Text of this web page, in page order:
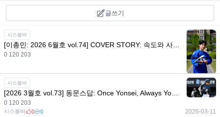
글쓰기
시스붐바
0 120 203
시스붐바 2026-06-08
시스붐바
0 120 203
시스붐바 0 0 2026-03-11